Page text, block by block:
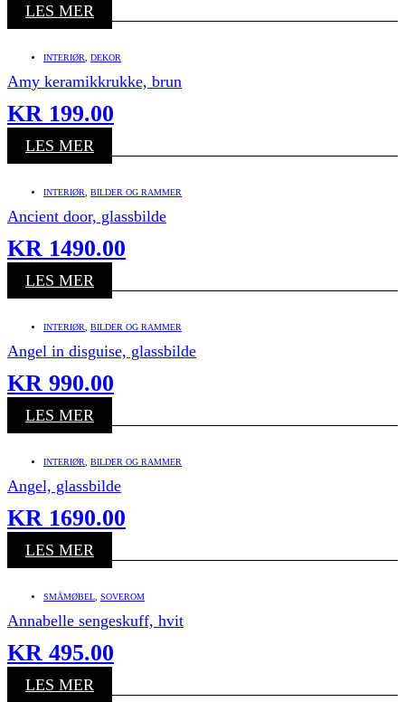
LES MER
INTERIØR DEKOR
Amy keramikkrukke, brun
KR 199.00
LES MER
INTERIØR BILDER OG RAMMER
Ancient door, glassbilde
KR 1490.00
LES MER
INTERIØR BILDER OG RAMMER
Angel in disguise, glassbilde
KR 990.00
LES MER
INTERIØR BILDER OG RAMMER
Angel, glassbilde
KR 1690.00
LES MER
SMÅMØBEL SOVEROM
Annabelle sengeskuff, hvit
KR 495.00
LES MER